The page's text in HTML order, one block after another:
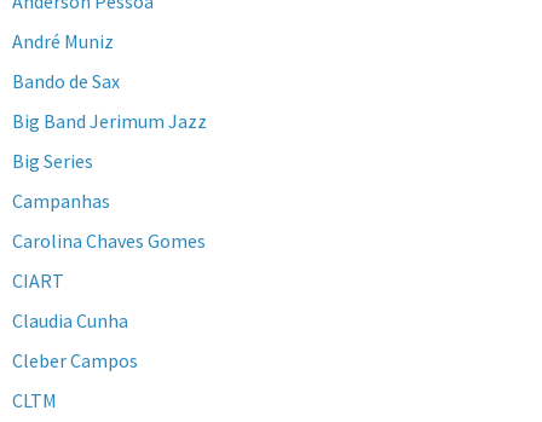
André Muniz
Bando de Sax
Big Band Jerimum Jazz
Big Series
Campanhas
Carolina Chaves Gomes
CIART
Claudia Cunha
Cleber Campos
CLTM